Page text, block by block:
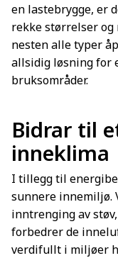
en lastebrygge, er
rekke størrelser og
nesten alle typer
allsidig løsning for
bruksområder.
Bidrar til
inneklima
I tillegg til
sunnere innemiljø.
inntrenging av
forbedrer de
verdifullt i miljøer